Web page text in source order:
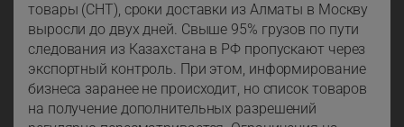
товары (СНТ), сроки доставки из Алматы в Москву
выросли до двух дней. Свыше 95% грузов по пути
следования из Казахстана в РФ пропускают через
экспортный контроль. При этом, информирование
бизнеса заранее не происходит, но список товаров
на получение дополнительных разрешений